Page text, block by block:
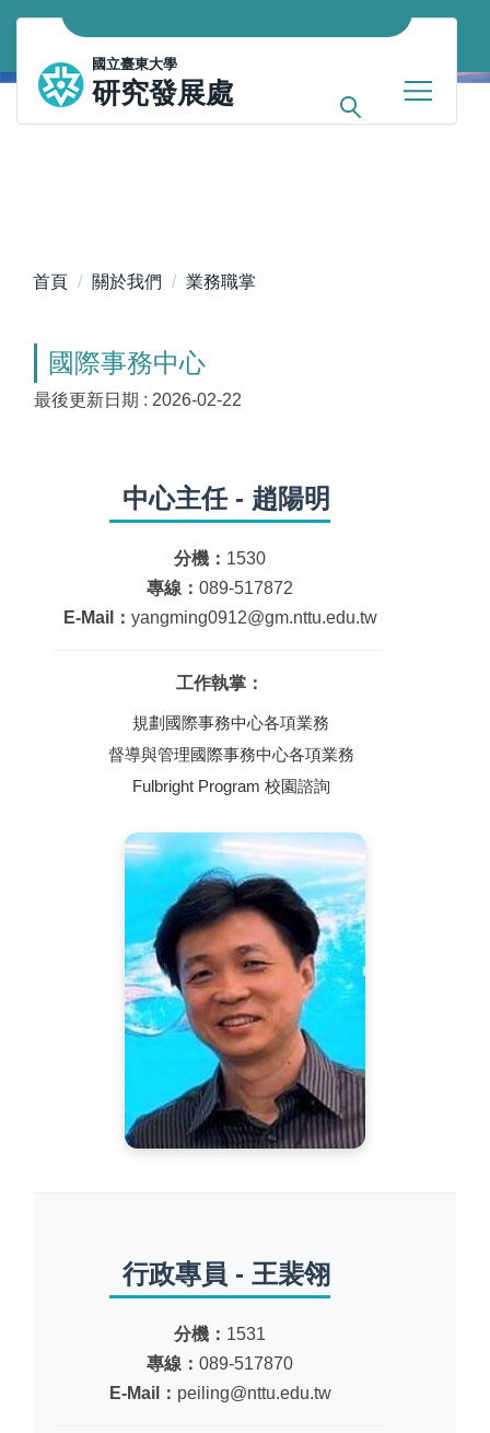
跳
主
內
國立臺東大學
研究發展處
首頁 關於我們 業務職掌
國際事務中心
最後更新日期 : 2026-02-22
中心主任 - 趙陽明
分機： 1530
專線： 089-517872
E-Mail： yangming0912@gm.nttu.edu.tw
工作執掌：
規劃國際事務中心各項業務
督導與管理國際事務中心各項業務
Fulbright Program 校園諮詢
行政專員 - 王裴翎
分機： 1531
專線： 089-517870
E-Mail： peiling@nttu.edu.tw